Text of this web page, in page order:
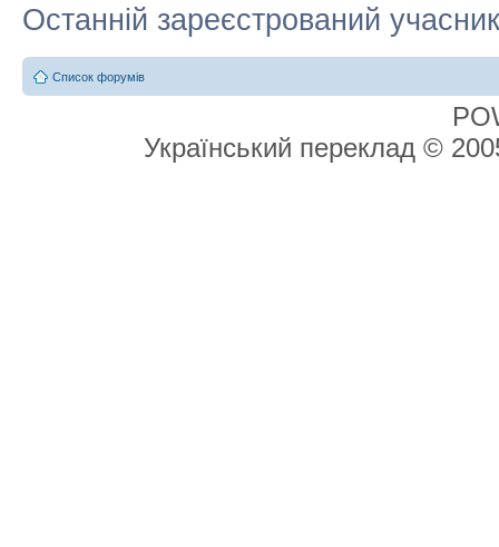
Останній зареєстрований
Список форумів
Український переклад ©